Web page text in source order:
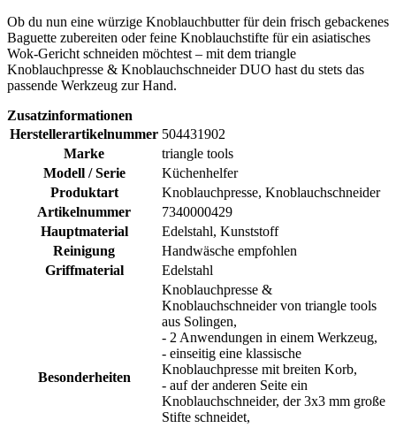
Ob du nun eine würzige Knoblauchbutter für dein frisch gebackenes
Baguette zubereiten oder feine Knoblauchstifte für ein asiatisches
Wok-Gericht schneiden möchtest – mit dem triangle
Knoblauchpresse & Knoblauchschneider DUO hast du stets das
passende Werkzeug zur Hand.
Zusatzinformationen
Herstellerartikelnummer 504431902
Marke
triangle tools
Modell / Serie
Küchenhelfer
Produktart
Knoblauchpresse, Knoblauchschneider
Artikelnummer
7340000429
Hauptmaterial
Edelstahl, Kunststoff
Reinigung
Handwäsche empfohlen
Griffmaterial
Edelstahl
Besonderheiten
Knoblauchpresse &
Knoblauchschneider von triangle tools
aus Solingen,
- 2 Anwendungen in einem Werkzeug,
- einseitig eine klassische
Knoblauchpresse mit breiten Korb,
- auf der anderen Seite ein
Knoblauchschneider, der 3x3 mm große
Stifte schneidet,